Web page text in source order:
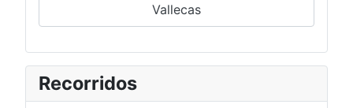
Vallecas
Recorridos